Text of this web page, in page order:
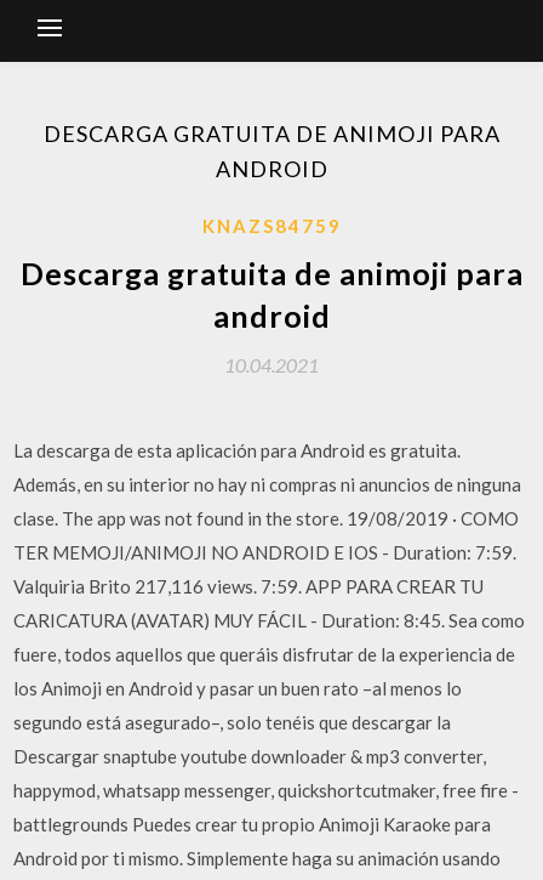
DESCARGA GRATUITA DE ANIMOJI PARA
ANDROID
KNAZS84759
Descarga gratuita de animoji para
android
10.04.2021
La descarga de esta aplicación para Android es gratuita.
Además, en su interior no hay ni compras ni anuncios de ninguna
clase. The app was not found in the store. 19/08/2019 · COMO
TER MEMOJI/ANIMOJI NO ANDROID E IOS - Duration: 7:59.
Valquiria Brito 217,116 views. 7:59. APP PARA CREAR TU
CARICATURA (AVATAR) MUY FÁCIL - Duration: 8:45. Sea como
fuere, todos aquellos que queráis disfrutar de la experiencia de
los Animoji en Android y pasar un buen rato –al menos lo
segundo está asegurado–, solo tenéis que descargar la
Descargar snaptube youtube downloader & mp3 converter,
happymod, whatsapp messenger, quickshortcutmaker, free fire -
battlegrounds Puedes crear tu propio Animoji Karaoke para
Android por ti mismo. Simplemente haga su animación usando